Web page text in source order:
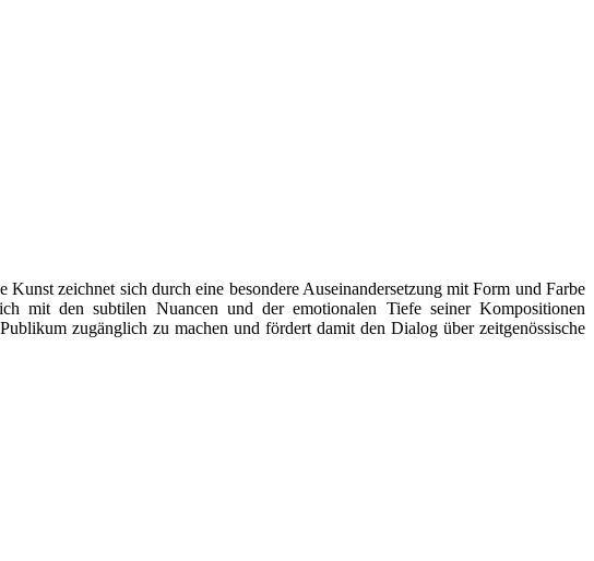
zeichnet sich durch eine besondere Auseinandersetzung mit Form und Farbe
mit den subtilen Nuancen und der emotionalen Tiefe seiner Kompositionen
zugänglich zu machen und fördert damit den Dialog über zeitgenössische